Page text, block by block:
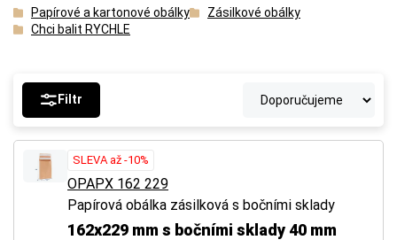
Papírové a kartonové obálky
Zásilkové obálky
Chci balit RYCHLE
Filtr
SLEVA až -10%
OPAPX 162 229
Papírová obálka zásilková s bočními sklady
162x229 mm s bočními sklady 40 mm